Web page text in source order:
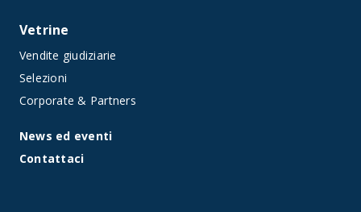
Vetrine
Vendite giudiziarie
Selezioni
Corporate & Partners
News ed eventi
Contattaci